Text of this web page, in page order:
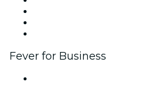
Fever for Business